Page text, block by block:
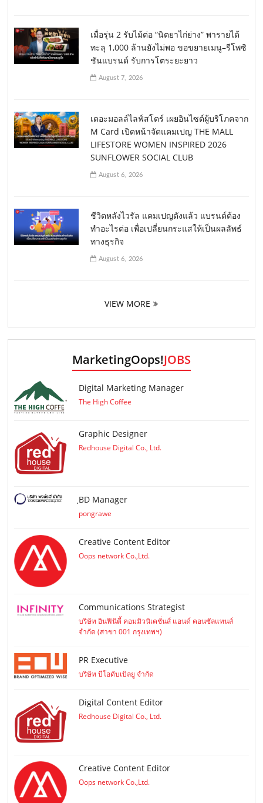
เมื่อรุ่น 2 รับไม้ต่อ “นิตยาไก่ย่าง” พารายได้
ทะลุ 1,000 ล้านยังไม่พอ ขอขยายเมนู–รีโพซิ
ชันแบรนด์ รับการโตระยะยาว
August 7, 2026
เดอะมอลล์ไลฟ์สโตร์ เผยอินไซต์ผู้บริโภคจาก
M Card เปิดหน้าจัดแคมเปญ THE MALL
LIFESTORE WOMEN INSPIRED 2026
SUNFLOWER SOCIAL CLUB
August 6, 2026
ชีวิตหลังไวรัล แคมเปญดังแล้ว แบรนด์ต้อง
ทำอะไรต่อ เพื่อเปลี่ยนกระแสให้เป็นผลลัพธ์
ทางธุรกิจ
August 6, 2026
VIEW MORE
MarketingOops!JOBS
Digital Marketing Manager
The High Coffee
Graphic Designer
Redhouse Digital Co., Ltd.
ฺBD Manager
pongrawe
Creative Content Editor
Oops network Co.,Ltd.
Communications Strategist
บริษัท อินฟินิตี้ คอมมิวนิเคชั่นส์ แอนด์ คอนซัลแทนส์
จำกัด (สาขา 001 กรุงเทพฯ)
PR Executive
บริษัท บีโอดับเบิลยู จำกัด
Digital Content Editor
Redhouse Digital Co., Ltd.
Creative Content Editor
Oops network Co.,Ltd.